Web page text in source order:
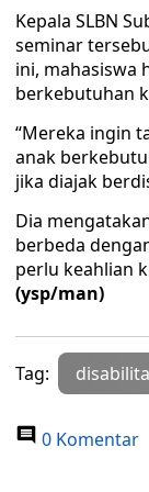
Kepala SLBN
seminar
ini, mahasiswa
berkebutuhan
“Mereka ingin
anak
jika diajak
Dia
berbeda
perlu keahlian
(ysp/man)
Tag:
0 Komentar